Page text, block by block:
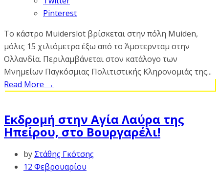
Pinterest
Το κάστρο Muiderslot βρίσκεται στην πόλη Muiden,
μόλις 15 χιλιόμετρα έξω από το Άμστερνταμ στην
Ολλανδία. Περιλαμβάνεται στον κατάλογο των
Μνημείων Παγκόσμιας Πολιτιστικής Κληρονομιάς της...
Read More →
Εκδρομή στην Αγία Λαύρα της
Ηπείρου, στο Βουργαρέλι!
by Στάθης Γκότσης
12 Φεβρουαρίου